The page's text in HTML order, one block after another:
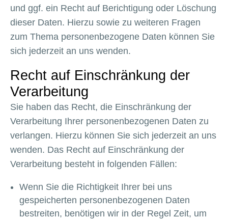
und ggf. ein Recht auf Berichtigung oder Löschung
dieser Daten. Hierzu sowie zu weiteren Fragen
zum Thema personenbezogene Daten können Sie
sich jederzeit an uns wenden.
Recht auf Einschränkung der
Verarbeitung
Sie haben das Recht, die Einschränkung der
Verarbeitung Ihrer personenbezogenen Daten zu
verlangen. Hierzu können Sie sich jederzeit an uns
wenden. Das Recht auf Einschränkung der
Verarbeitung besteht in folgenden Fällen:
Wenn Sie die Richtigkeit Ihrer bei uns
gespeicherten personenbezogenen Daten
bestreiten, benötigen wir in der Regel Zeit, um